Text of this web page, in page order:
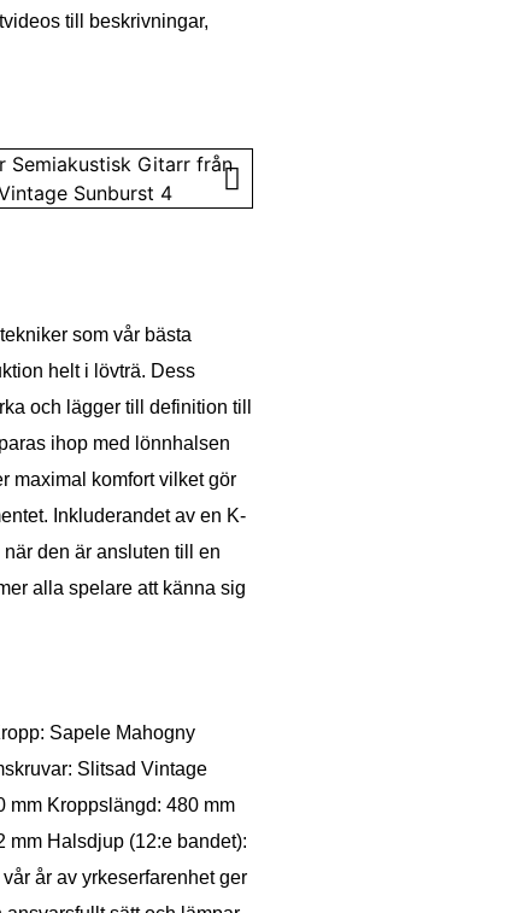
till beskrivningar,
som vår bästa
helt i lövträ. Dess
och lägger till definition till
ihop med lönnhalsen
maximal komfort vilket gör
Inkluderandet av en K-
den är ansluten till en
alla spelare att känna sig
Sapele Mahogny
Slitsad Vintage
mm Kroppslängd: 480 mm
mm Halsdjup (12:e bandet):
år av yrkeserfarenhet ger